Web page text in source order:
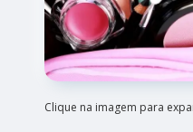
Clique na imagem para